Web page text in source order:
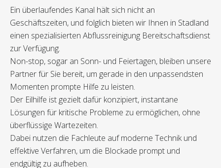
Ein überlaufendes Kanal hält sich nicht an
Geschäftszeiten, und folglich bieten wir Ihnen in Stadland
einen spezialisierten Abflussreinigung Bereitschaftsdienst
zur Verfügung.
Non-stop, sogar an Sonn- und Feiertagen, bleiben unsere
Partner für Sie bereit, um gerade in den unpassendsten
Momenten prompte Hilfe zu leisten.
Der Eilhilfe ist gezielt dafür konzipiert, instantane
Lösungen für kritische Probleme zu ermöglichen, ohne
überflüssige Wartezeiten.
Dabei nutzen die Fachleute auf moderne Technik und
effektive Verfahren, um die Blockade prompt und
endgültig zu aufheben.